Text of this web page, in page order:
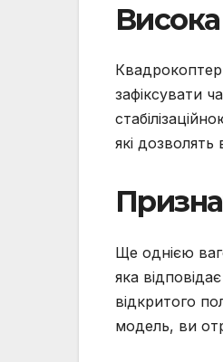
Висока
зафіксувати
які
Ще однією
яка
відкритого
модель, ви